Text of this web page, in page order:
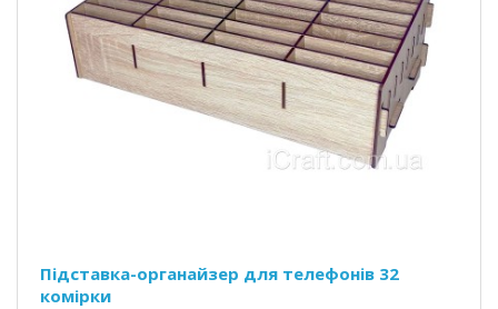
Підставка-органайзер для телефонів 32
комірки